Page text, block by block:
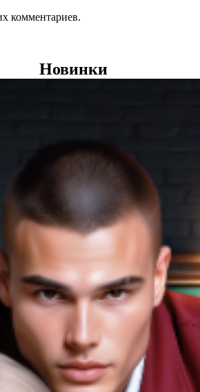
комментариев.
Новинки